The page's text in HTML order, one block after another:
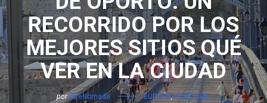
RECORRIDO POR LOS
MEJORES SITIOS QUÉ
VER EN LA CIUDAD
porAireNomada EUROPA,PORTUGAL